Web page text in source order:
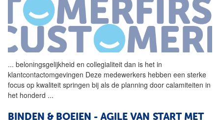
... beloningsgelijkheid en collegialiteit dan is het in
klantcontactomgevingen Deze medewerkers hebben een sterke
focus op kwaliteit springen bij als de planning door calamiteiten in
het honderd ...
BINDEN & BOEIEN - AGILE VAN START MET